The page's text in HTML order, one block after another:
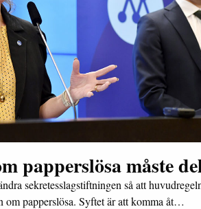
papperslösa måste
sekretesslagstiftningen så att
om papperslösa. Syftet är att komma åt…